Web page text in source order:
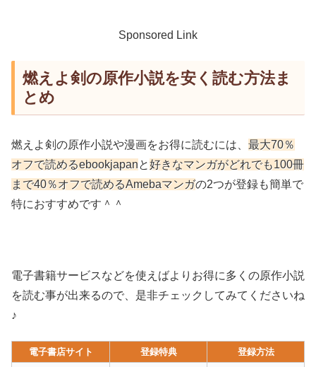
Sponsored Link
燃えよ剣の原作小説を安く読む方法ま
とめ
燃えよ剣の原作小説や漫画をお得に読むには、 最大70％
オフで読めるebookjapanと好きなマンガがどれでも100冊
まで40％オフで読めるAmebaマンガの2つが登録も簡単で
特におすすめです＾＾
電子書籍サービスなどを使えばよりお得に多くの原作小説
を読む事が出来るので、是非チェックしてみてくださいね
♪
電子書店サイト 登録特典 登録方法